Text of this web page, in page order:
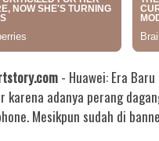
- Huawei: Era
karena adanya perang
Mesikpun sudah di